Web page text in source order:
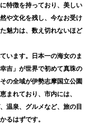
、
能です※※
、以下のスケジュールで
確認日） ⇒ 1月6日（土曜
ますので、早めの手続き
で、自治体マイページを
特徴を持っており、美しい
や文化を残し、今なお受け
魅力は、数え切れないほど
います。日本一の海女のま
吉」が世界で初めて真珠の
の全域が伊勢志摩国立公園
まれており、市内には、
温泉、グルメなど、旅の目
るはずです。